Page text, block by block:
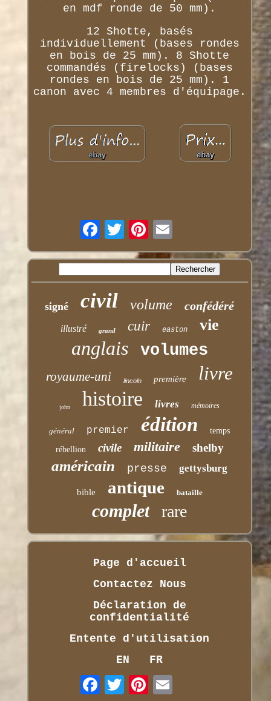
en mdf ronde de 50 mm).
12 Shotte, basés
individuellement (bases rondes
en bois de 25 mm). 8 Shotte
commandés (firelocks) (bases
rondes en bois de 25 mm). 1
canon avec 4 membres d'équipage.
signé civil volume confédéré
illustré grand cuir easton vie
anglais volumes
royaume-uni lincoln première livre
john histoire livres mémoires
général premier édition temps
rébellion civile militaire shelby
américain presse gettysburg
bible antique bataille
complet rare
Page d'accueil
Contactez Nous
Déclaration de
confidentialité
Entente d'utilisation
EN
FR